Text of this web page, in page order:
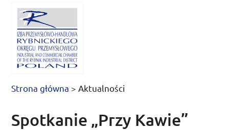
Strona główna > Aktualności
Spotkanie „Przy Kawie”